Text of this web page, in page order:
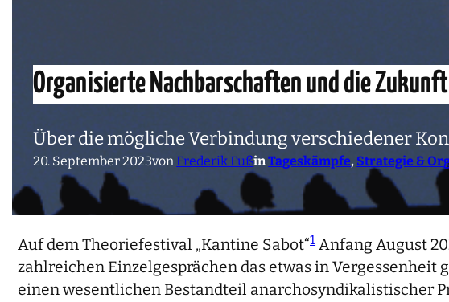
Organisierte Nachbarschaften und die
Über die mögliche Verbindung verschiedener
20. September 2023von Frederik FußinTageskämpfe, Strategie &
Auf dem Theoriefestival „Kantine Sabot“1 Anfang August
zahlreichen Einzelgesprächen das etwas in
einen wesentlichen Bestandteil anarchosyndikalistischer